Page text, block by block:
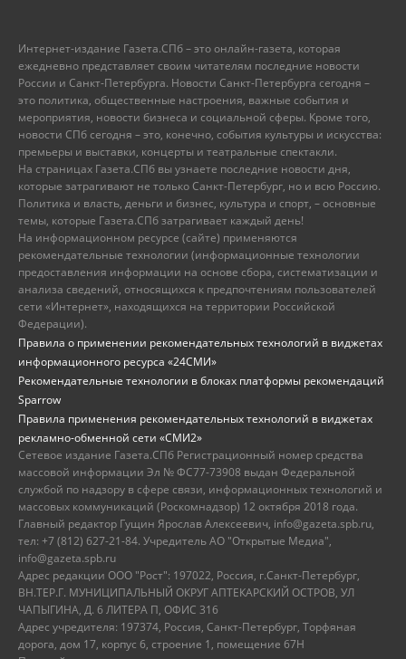
Интернет-издание Газета.СПб – это онлайн-газета, которая
ежедневно представляет своим читателям последние новости
России и Санкт-Петербурга. Новости Санкт-Петербурга сегодня –
это политика, общественные настроения, важные события и
мероприятия, новости бизнеса и социальной сферы. Кроме того,
новости СПб сегодня – это, конечно, события культуры и искусства:
премьеры и выставки, концерты и театральные спектакли.
На страницах Газета.СПб вы узнаете последние новости дня,
которые затрагивают не только Санкт-Петербург, но и всю Россию.
Политика и власть, деньги и бизнес, культура и спорт, – основные
темы, которые Газета.СПб затрагивает каждый день!
На информационном ресурсе (сайте) применяются
рекомендательные технологии (информационные технологии
предоставления информации на основе сбора, систематизации и
анализа сведений, относящихся к предпочтениям пользователей
сети «Интернет», находящихся на территории Российской
Федерации).
Правила о применении рекомендательных технологий в виджетах
информационного ресурса «24СМИ»
Рекомендательные технологии в блоках платформы рекомендаций
Sparrow
Правила применения рекомендательных технологий в виджетах
рекламно-обменной сети «СМИ2»
Сетевое издание Газета.СПб Регистрационный номер средства
массовой информации Эл № ФС77-73908 выдан Федеральной
службой по надзору в сфере связи, информационных технологий и
массовых коммуникаций (Роскомнадзор) 12 октября 2018 года.
Главный редактор Гущин Ярослав Алексеевич, info@gazeta.spb.ru,
тел: +7 (812) 627-21-84. Учредитель АО "Открытые Медиа",
info@gazeta.spb.ru
Адрес редакции ООО "Рост": 197022, Россия, г.Санкт-Петербург,
ВН.ТЕР.Г. МУНИЦИПАЛЬНЫЙ ОКРУГ АПТЕКАРСКИЙ ОСТРОВ, УЛ
ЧАПЫГИНА, Д. 6 ЛИТЕРА П, ОФИС 316
Адрес учредителя: 197374, Россия, Санкт-Петербург, Торфяная
дорога, дом 17, корпус 6, строение 1, помещение 67Н